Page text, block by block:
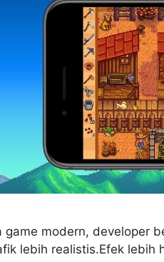
game modern, developer
lebih realistis.Efek lebih